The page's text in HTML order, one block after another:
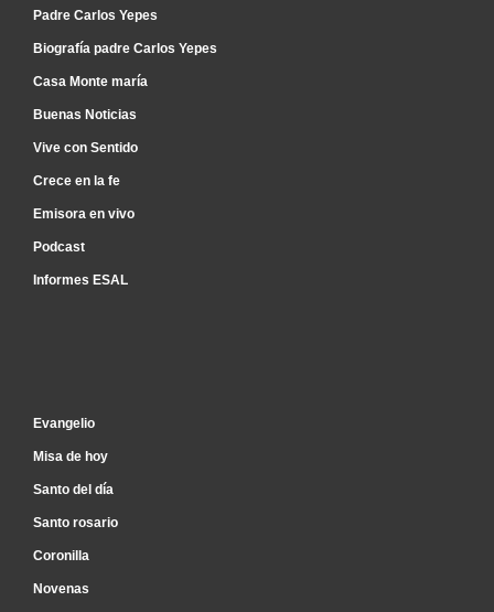
Padre Carlos Yepes
Biografía padre Carlos Yepes
Casa Monte maría
Buenas Noticias
Vive con Sentido
Crece en la fe
Emisora en vivo
Podcast
Informes ESAL
Evangelio
Misa de hoy
Santo del día
Santo rosario
Coronilla
Novenas